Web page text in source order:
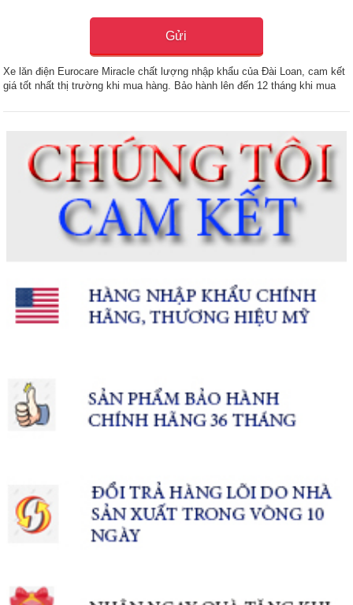
Xe lăn điện Eurocare Miracle chất lượng nhập khẩu của Đài Loan, cam kết
giá tốt nhất thị trường khi mua hàng. Bảo hành lên đến 12 tháng khi mua